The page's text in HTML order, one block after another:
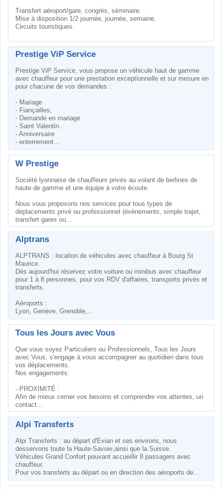
Transfert aéroport/gare, congrès, séminaire.
Mise à disposition 1/2 journée, journée, semaine.
Circuits touristiques.
Prestige ViP Service
Prestige ViP Service, vous propose un véhicule haut de gamme
avec chauffeur pour une prestation exceptionnelle et sur mesure en
pour chacune de vos demandes :
- Mariage
- Fiançailles,
- Demande en mariage
- Saint Valentin.
- Anniversaire
- enterrement...
W Prestige
Société lyonnaise de chauffeurs privés au volant de berlines de
haute de gamme et une équipe à votre écoute.
Nous vous proposons nos services pour tous types de
déplacements privé ou professionnel (évènements, simple trajet,
transfert gares ou...
Alptrans
ALPTRANS : location de véhicules avec chauffeur à Bourg St
Maurice.
Dès aujourd'hui réservez votre voiture ou minibus avec chauffeur
pour 1 à 8 personnes, pour vos RDV d'affaires, transports privés et
transferts.
Aéroports :
Lyon, Genève, Grenoble,...
Tous les Jours avec Vous
Que vous soyez Particuliers ou Professionnels, Tous les Jours
avec Vous, s'engage à vous accompagner au quotidien dans tous
vos déplacements.
Nos engagements:
- PROXIMITÉ :
Afin de mieux cerner vos besoins et comprendre vos attentes, un
contact...
Alpi Transferts
Alpi Transferts : au départ d'Evian et ses environs, nous
desservons toute la Haute-Savoie,ainsi que la Suisse.
Véhicules Grand Confort pouvant accueillir 8 passagers avec
chauffeur.
Pour vos transferts au départ ou en direction des aéroports de...